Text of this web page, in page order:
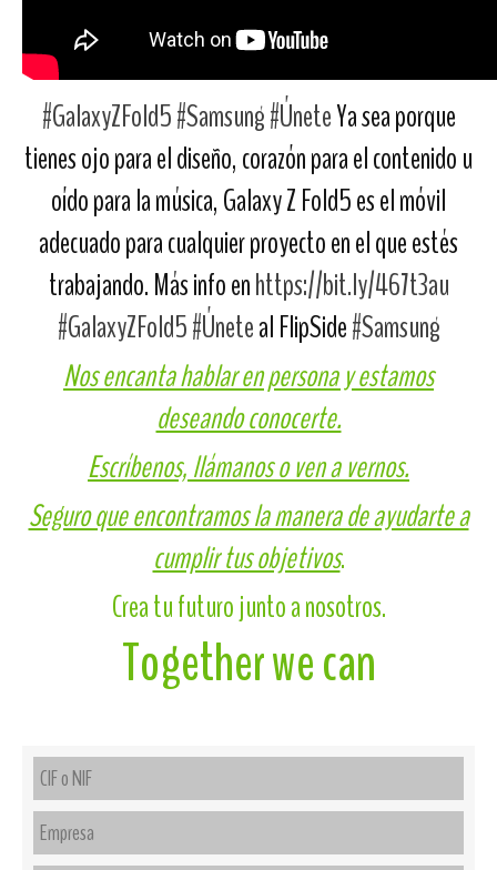
#GalaxyZFold5#Samsung#ÚneteYa sea porque
tienes ojo para el diseño, corazón para el contenido u
oído para la música, Galaxy Z Fold5 es el móvil
adecuado para cualquier proyecto en el que estés
trabajando. Más info enhttps://bit.ly/467t3au
#GalaxyZFold5#Úneteal FlipSide#Samsung
Nos encanta hablar en persona y estamos
deseando conocerte.
Escríbenos, llámanos o ven a vernos.
Seguro que encontramos la manera de ayudarte a
cumplir tus objetivos.
Crea tu futuro junto a nosotros.
Together we can